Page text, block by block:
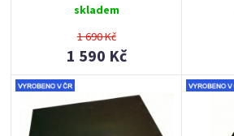
skladem
1 690 Kč
1 590 Kč